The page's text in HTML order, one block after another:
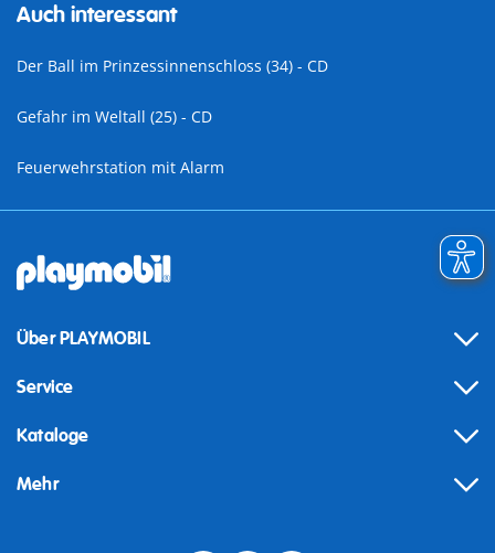
Auch interessant
Der Ball im Prinzessinnenschloss (34) - CD
Gefahr im Weltall (25) - CD
Feuerwehrstation mit Alarm
Über PLAYMOBIL
Service
Kataloge
Mehr